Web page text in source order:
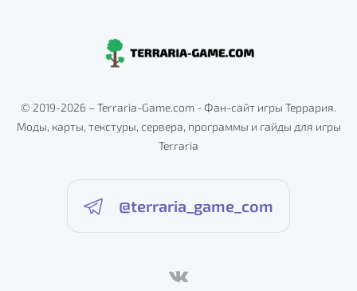
© 2019-2026 – Terraria-Game.com - Фан-сайт игры Террария.
Моды, карты, текстуры, сервера, программы и гайды для игры
Terraria
@terraria_game_com